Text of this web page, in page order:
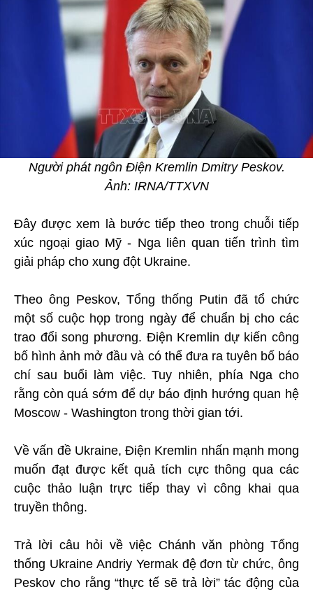
Người phát ngôn Điện Kremlin Dmitry Peskov.
Ảnh: IRNA/TTXVN
Đây được xem là bước tiếp theo trong chuỗi tiếp
xúc ngoại giao Mỹ - Nga liên quan tiến trình tìm
giải pháp cho xung đột Ukraine.
Theo ông Peskov, Tổng thống Putin đã tổ chức
một số cuộc họp trong ngày để chuẩn bị cho các
trao đổi song phương. Điện Kremlin dự kiến công
bố hình ảnh mở đầu và có thể đưa ra tuyên bố báo
chí sau buổi làm việc. Tuy nhiên, phía Nga cho
rằng còn quá sớm để dự báo định hướng quan hệ
Moscow - Washington trong thời gian tới.
Về vấn đề Ukraine, Điện Kremlin nhấn mạnh mong
muốn đạt được kết quả tích cực thông qua các
cuộc thảo luận trực tiếp thay vì công khai qua
truyền thông.
Trả lời câu hỏi về việc Chánh văn phòng Tổng
thống Ukraine Andriy Yermak đệ đơn từ chức, ông
Peskov cho rằng “thực tế sẽ trả lời” tác động của